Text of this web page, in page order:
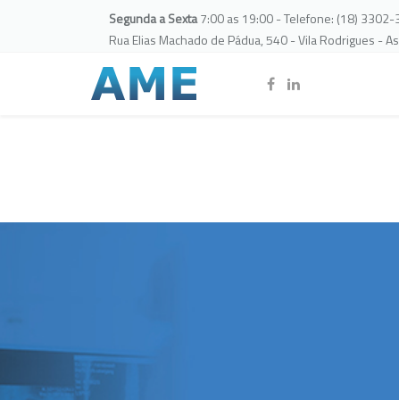
Segunda a Sexta7:00 as 19:00 - Telefone: (18)
Rua Elias Machado de Pádua, 540 - Vila Rodrigues -